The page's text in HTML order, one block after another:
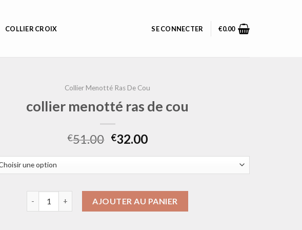
COLLIER CROIX SE CONNECTER €0.00
Collier Menotté Ras De Cou
collier menotté ras de cou
€51.00 €32.00
AJOUTER AU PANIER